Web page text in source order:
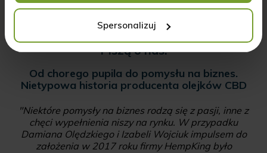
Spersonalizuj
Wyrażam zgodę na przetwarzanie * (zobacz więcej)...
Piszą o nas:
Od chorego pupila do pomysłu na biznes.
Nietypowa historia producenta olejków CBD
"Niektóre pomysły na biznes rodzą się z pasji, inne z
chęci wypełnienia niszy na rynku. W przypadku
Damiana Olędzkiego i Izabeli Wojciuk impulsem do
założenia w 2017 roku firmy HempKing było